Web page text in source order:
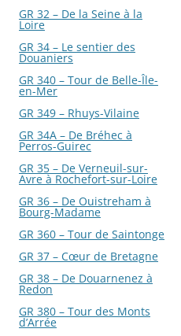
GR 32 – De la Seine à la
Loire
GR 34 – Le sentier des
Douaniers
GR 340 – Tour de Belle-Île-
en-Mer
GR 349 – Rhuys-Vilaine
GR 34A – De Bréhec à
Perros-Guirec
GR 35 – De Verneuil-sur-
Avre à Rochefort-sur-Loire
GR 36 – De Ouistreham à
Bourg-Madame
GR 360 – Tour de Saintonge
GR 37 – Cœur de Bretagne
GR 38 – De Douarnenez à
Redon
GR 380 – Tour des Monts
d’Arrée